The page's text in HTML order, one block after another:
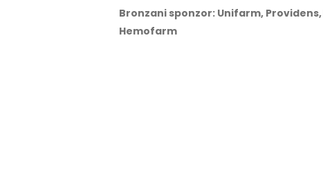
Bronzani sponzor: Unifarm,
Hemofarm